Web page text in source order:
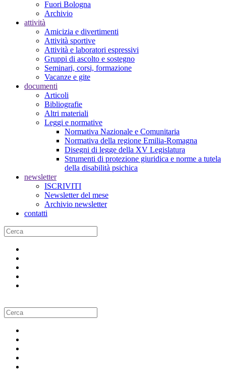
Fuori Bologna
Archivio
attività
Amicizia e divertimenti
Attività sportive
Attività e laboratori espressivi
Gruppi di ascolto e sostegno
Seminari, corsi, formazione
Vacanze e gite
documenti
Articoli
Bibliografie
Altri materiali
Leggi e normative
Normativa Nazionale e Comunitaria
Normativa della regione Emilia-Romagna
Disegni di legge della XV Legislatura
Strumenti di protezione giuridica e norme a tutela
della disabilità psichica
newsletter
ISCRIVITI
Newsletter del mese
Archivio newsletter
contatti